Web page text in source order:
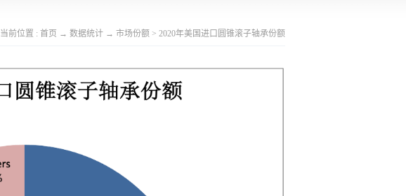
当前位置 : 首页 → 数据统计 → 市场份额 > 2020年美国进口圆锥滚子轴承份额